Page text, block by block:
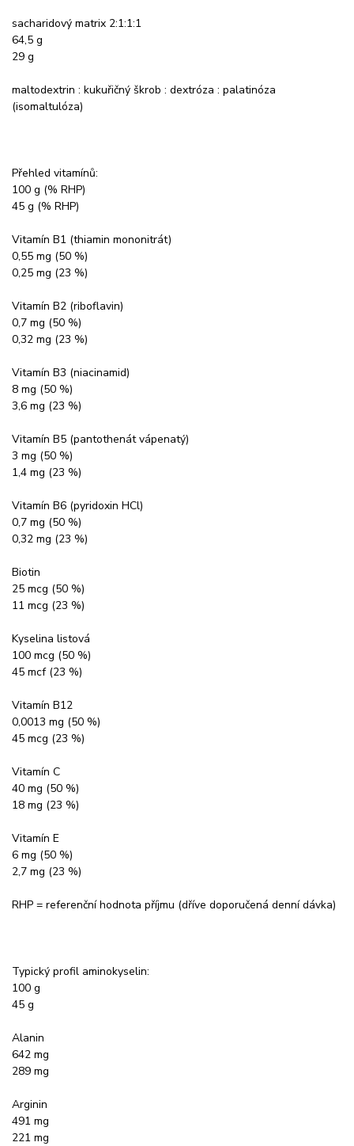
sacharidový matrix 2:1:1:1
64,5 g
29 g
maltodextrin : kukuřičný škrob : dextróza : palatinóza
(isomaltulóza)
Přehled vitamínů:
100 g (% RHP)
45 g (% RHP)
Vitamín B1 (thiamin mononitrát)
0,55 mg (50 %)
0,25 mg (23 %)
Vitamín B2 (riboflavin)
0,7 mg (50 %)
0,32 mg (23 %)
Vitamín B3 (niacinamid)
8 mg (50 %)
3,6 mg (23 %)
Vitamín B5 (pantothenát vápenatý)
3 mg (50 %)
1,4 mg (23 %)
Vitamín B6 (pyridoxin HCl)
0,7 mg (50 %)
0,32 mg (23 %)
Biotin
25 mcg (50 %)
11 mcg (23 %)
Kyselina listová
100 mcg (50 %)
45 mcf (23 %)
Vitamín B12
0,0013 mg (50 %)
45 mcg (23 %)
Vitamín C
40 mg (50 %)
18 mg (23 %)
Vitamín E
6 mg (50 %)
2,7 mg (23 %)
RHP = referenční hodnota příjmu (dříve doporučená denní dávka)
Typický profil aminokyselin:
100 g
45 g
Alanin
642 mg
289 mg
Arginin
491 mg
221 mg